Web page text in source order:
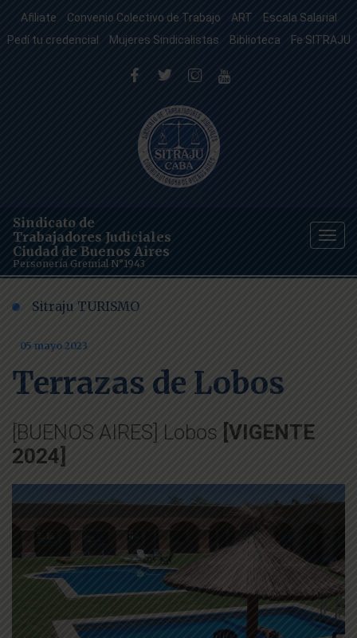
Afiliate Convenio Colectivo de Trabajo ART
Escala Salarial
Pedí tu credencial
Mujeres Sindicalistas Biblioteca Fe SITRAJU
Sindicato de
Trabajadores Judiciales
Ciudad de Buenos Aires
Personería Gremial N°1943
Sitraju TURISMO
05 mayo 2023
Terrazas de Lobos
[BUENOS AIRES] Lobos [VIGENTE
2024]